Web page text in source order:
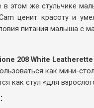
этом же стульчике
ценит красоту и
питания малыша с
208 White Leatherette
как мини-
как стул «для